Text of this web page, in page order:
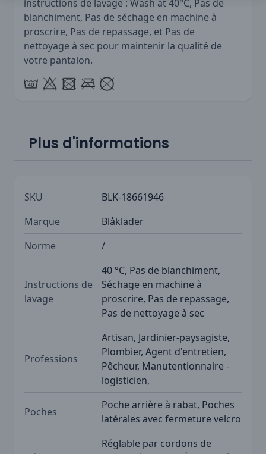
instructions de lavage : Wash at 40°C, Pas de
blanchiment, Pas de séchage en machine à
proscrire, Pas de repassage, et Pas de
nettoyage à sec pour maintenir la qualité de
votre pantalon.
Plus d'informations
SKU
BLK-18661946
Marque
Blåkläder
Norme
/
Instructions de
lavage
40 °C, Pas de blanchiment,
Séchage en machine à
proscrire, Pas de repassage,
Pas de nettoyage à sec
Professions
Artisan, Jardinier-paysagiste,
Plombier, Agent d'entretien,
Pêcheur, Manutentionnaire -
logisticien,
Poches
Poche arrière à rabat, Poches
latérales avec fermeture velcro
Réglable par cordons de